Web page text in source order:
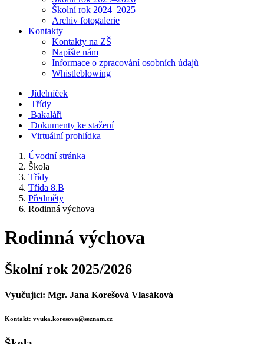
Školní rok 2024–2025
Archiv fotogalerie
Kontakty
Kontakty na ZŠ
Napište nám
Informace o zpracování osobních údajů
Whistleblowing
Jídelníček
Třídy
Bakaláři
Dokumenty ke stažení
Virtuální prohlídka
Úvodní stránka
Škola
Třídy
Třída 8.B
Předměty
Rodinná výchova
Rodinná výchova
Školní rok 2025/2026
Vyučující: Mgr. Jana Korešová Vlasáková
Kontakt: vyuka.koresova@seznam.cz